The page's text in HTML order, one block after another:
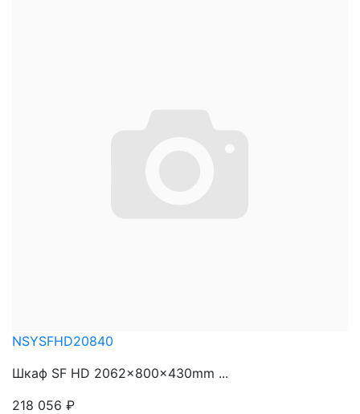
NSYSFHD20840
Шкаф SF HD 2062x800x430mm ...
218 056 ₽